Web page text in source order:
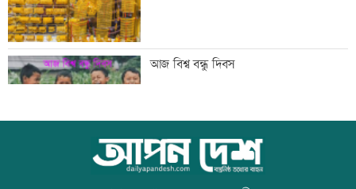
তিস্তা মহাপরিকল্পনার কাজ শিগগিরই শুরু
হচ্ছে: প্রতিমন্ত্রী ফরহাদ
অতিরিক্ত মদপানে এক ব্যক্তির মৃত্যু
আজ বিশ্ব বন্ধু দিবস
কোরআন-হাদিসে নামাজ না পড়ার শাস্তি